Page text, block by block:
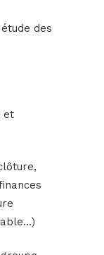
des
et